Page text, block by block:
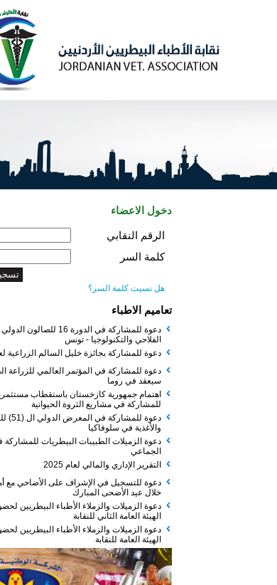
دخول الاعضاء
الرقم النقابي
كلمة السر
هل نسيت كلمة السر؟
تعاميم الاطباء
دعوة للمشاركة في الدورة 16
الفلاحي والتكنولوجيا - تونس
دعوة للمشاركة بجائزة خليل السالم الزراعية لعام
دعوة للمشاركة في المؤتمر العالمي للزراعة
سيعقد في روما
اهتمام جمهورية كازخستان باستقطاب
للمشاركة في مشاريع الثروة الحيوانية
دعوة للمشاركة
والأغذية في سلوفاكيا
دعوة الزميلات الطبيبات البيطريات للمشاركة
الجماعي
التقرير الإداري والمالي لعام 2025
دعوة للتسجيل في الإشراف على الأضاحي مع
خلال عيد الأضحى المبارك
دعوة الزميلات والزملاء الأطباء البيطريين
الهيئة العامة الثاني للنقابة
دعوة الزميلات والزملاء الأطباء البيطريين
الهيئة العامة للنقابة